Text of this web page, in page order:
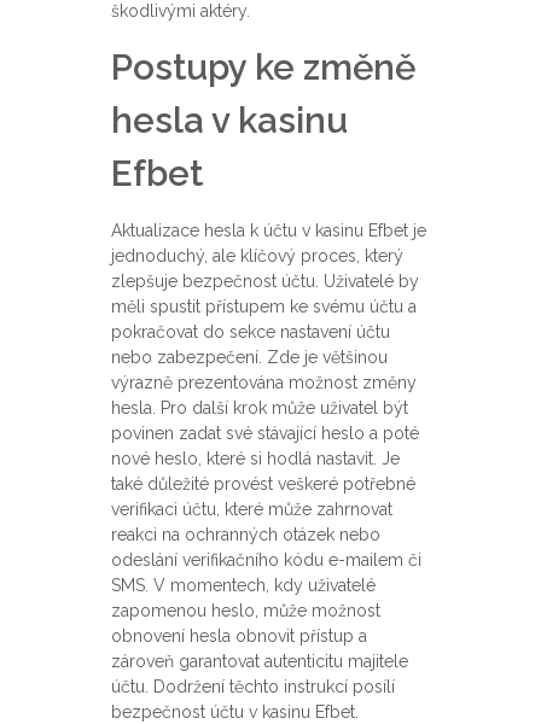
škodlivými aktéry.
Postupy ke změně
hesla v kasinu
Efbet
Aktualizace hesla k účtu v kasinu Efbet je
jednoduchý, ale klíčový proces, který
zlepšuje bezpečnost účtu. Uživatelé by
měli spustit přístupem ke svému účtu a
pokračovat do sekce nastavení účtu
nebo zabezpečení. Zde je většinou
výrazně prezentována možnost změny
hesla. Pro další krok může uživatel být
povinen zadat své stávající heslo a poté
nové heslo, které si hodlá nastavit. Je
také důležité provést veškeré potřebné
verifikaci účtu, které může zahrnovat
reakci na ochranných otázek nebo
odeslání verifikačního kódu e-mailem či
SMS. V momentech, kdy uživatelé
zapomenou heslo, může možnost
obnovení hesla obnovit přístup a
zároveň garantovat autenticitu majitele
účtu. Dodržení těchto instrukcí posílí
bezpečnost účtu v kasinu Efbet.